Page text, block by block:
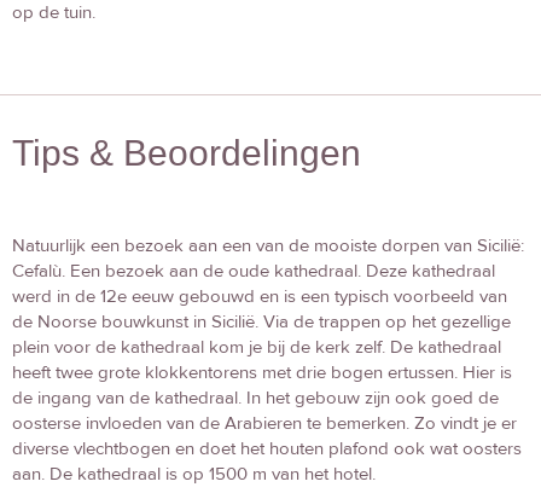
op de tuin.
Tips & Beoordelingen
Natuurlijk een bezoek aan een van de mooiste dorpen van Sicilië:
Cefalù. Een bezoek aan de oude kathedraal. Deze kathedraal
werd in de 12e eeuw gebouwd en is een typisch voorbeeld van
de Noorse bouwkunst in Sicilië. Via de trappen op het gezellige
plein voor de kathedraal kom je bij de kerk zelf. De kathedraal
heeft twee grote klokkentorens met drie bogen ertussen. Hier is
de ingang van de kathedraal. In het gebouw zijn ook goed de
oosterse invloeden van de Arabieren te bemerken. Zo vindt je er
diverse vlechtbogen en doet het houten plafond ook wat oosters
aan. De kathedraal is op 1500 m van het hotel.